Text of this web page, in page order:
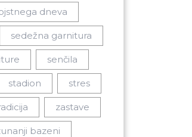
dneva
sedežna garnitura
senčila
stadion stres
zastave
bazeni